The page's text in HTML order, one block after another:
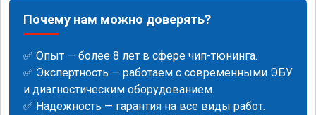
Почему нам можно доверять?
✅ Опыт — более 8 лет в сфере чип-тюнинга.
✅ Экспертность — работаем с современными ЭБУ
и диагностическим оборудованием.
✅ Надежность — гарантия на все виды работ.